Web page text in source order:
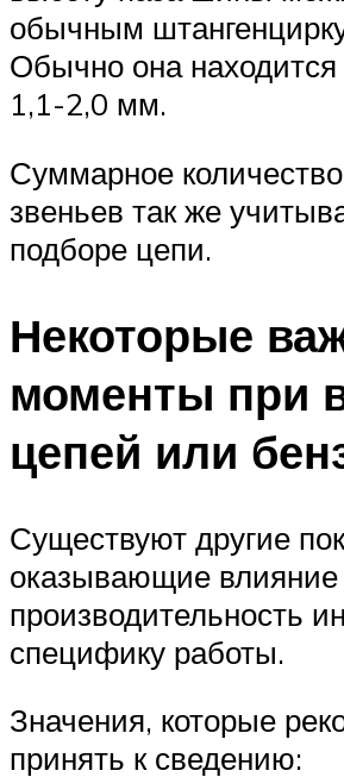
обычным
Обычно она находится
1,1-2,0 мм.
Суммарное
звеньев так же
подборе цепи.
Некоторые
моменты при
цепей или
Существуют другие
оказывающие влияние
производительность
специфику работы.
Значения, которые
принять к сведению: